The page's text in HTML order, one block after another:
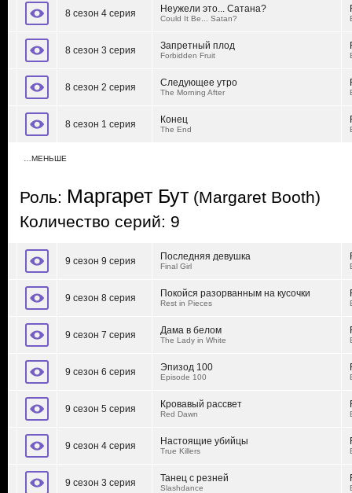
8 сезон 4 серия Неужели это... Сатана?
Could It Be... Satan?
8 сезон 3 серия Запретный плод
Forbidden Fruit
8 сезон 2 серия Следующее утро
The Morning After
8 сезон 1 серия Конец
The End
…МЕНЬШЕ
Роль: Маргарет Бут (Margaret Booth)
Количество серий: 9
9 сезон 9 серия Последняя девушка
Final Girl
9 сезон 8 серия Покойся разорванным на кусочки
Rest in Pieces
9 сезон 7 серия Дама в белом
The Lady in White
9 сезон 6 серия Эпизод 100
Episode 100
9 сезон 5 серия Кровавый рассвет
Red Dawn
9 сезон 4 серия Настоящие убийцы
True Killers
9 сезон 3 серия Танец с резней
Slashdance